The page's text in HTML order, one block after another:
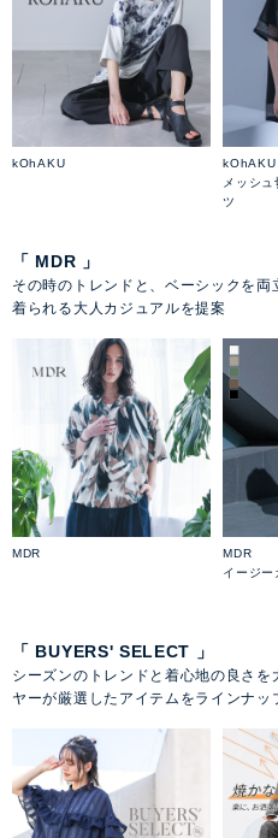
kOhAKU
kOhAKU
メッシ
ツ
「 MDR 」
その時のトレンドと、ベーシックを
着られる大人カジュアルを提案
MDR
MDR
イージー
「 BUYERS' SELECT 」
シーズンのトレンドと着心地の良さ
ヤーが厳選したアイテムをラインナッ